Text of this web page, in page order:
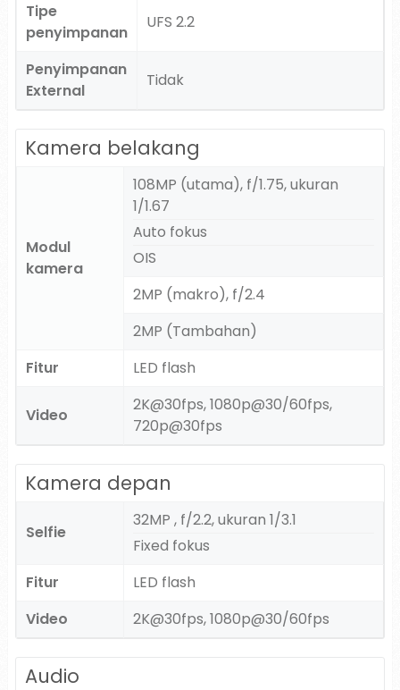
Tipe
penyimpanan
UFS 2.2
Penyimpanan
External
Tidak
Kamera belakang
Modul
kamera
108MP (utama), f/1.75, ukuran
1/1.67
Auto fokus
OIS
2MP (makro), f/2.4
2MP (Tambahan)
Fitur
LED flash
Video
2K@30fps, 1080p@30/60fps,
720p@30fps
Kamera depan
Selfie
32MP , f/2.2, ukuran 1/3.1
Fixed fokus
Fitur
LED flash
Video
2K@30fps, 1080p@30/60fps
Audio